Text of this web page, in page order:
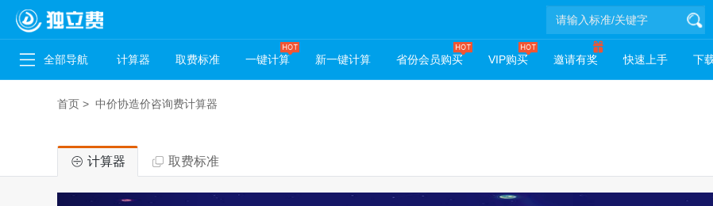
全部导航 计算器 取费标准 一键计算 新一键计算 省份会员购买 VIP购买 邀请有奖 快速上手 下
首页 > 中价协造价咨询费计算器
计算器 取费标准